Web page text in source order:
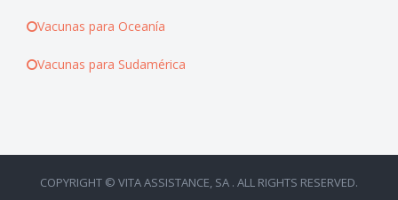
Vacunas para Oceanía
Vacunas para Sudamérica
COPYRIGHT © VITA ASSISTANCE, SA . ALL RIGHTS RESERVED.